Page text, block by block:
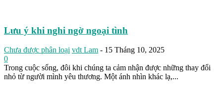
Lưu ý khi nghi ngờ ngoại tình
Chưa được phân loại vdt Lam - 15 Tháng 10, 2025
0
Trong cuộc sống, đôi khi chúng ta cảm nhận được những thay đổi
nhỏ từ người mình yêu thương. Một ánh nhìn khác lạ,...